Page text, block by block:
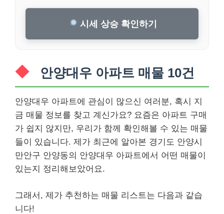
시세 상승 확인하기
안양대우 아파트 매물 10건
안양대우 아파트에 관심이 많으신 여러분, 혹시 지
금 매물 정보를 찾고 계신가요? 요즘은 아파트 구매
가 쉽지 않지만, 우리가 함께 확인해볼 수 있는 매물
들이 있습니다. 제가 최근에 알아본 경기도 안양시
만안구 안양동의 안양대우 아파트에서 어떤 매물이
있는지 정리해보았어요.
그래서, 제가 추천하는 매물 리스트는 다음과 같습
니다!